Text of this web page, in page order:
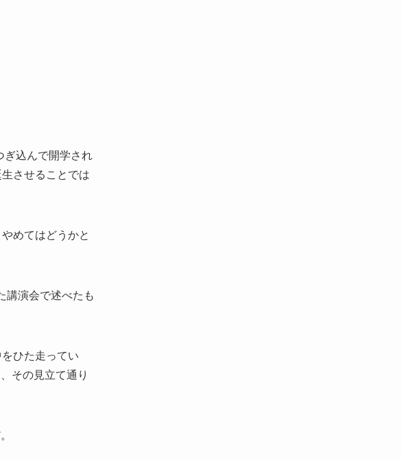
込んで開学され
させることでは
めてはどうかと
講演会で述べたも
ひた走ってい
その見立て通り